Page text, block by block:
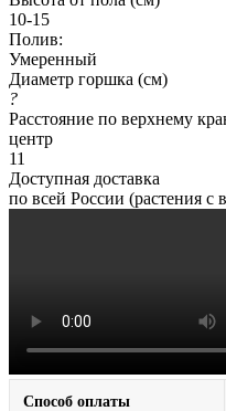
10-15
Полив:
Умеренный
Диаметр горшка (см)
?
Расстояние по верхнему
центр
11
Доступная доставка
по всей России (растения с
Способ оплаты